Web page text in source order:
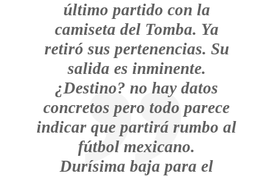
último partido con la
camiseta del Tomba. Ya
retiró sus pertenencias. Su
salida es inminente.
¿Destino? no hay datos
concretos pero todo parece
indicar que partirá rumbo al
fútbol mexicano.
Durísima baja para el